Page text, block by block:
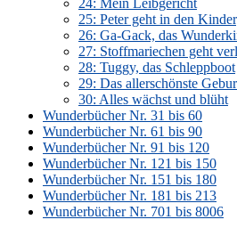
25: Peter geht in den
26: Ga-Gack, das
27: Stoffmariechen geht
28: Tuggy, das Schleppboot
29: Das allerschönste
30: Alles wächst und blüht
Wunderbücher Nr. 31 bis 60
Wunderbücher Nr. 61 bis 90
Wunderbücher Nr. 91 bis 120
Wunderbücher Nr. 121 bis 150
Wunderbücher Nr. 151 bis 180
Wunderbücher Nr. 181 bis 213
Wunderbücher Nr. 701 bis 8006